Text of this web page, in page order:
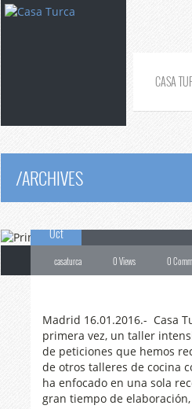
CASA
/ARCHIVES
16
Oct
casaturca 0 Views 0
Madrid 16.01.2016.- Casa
primera vez, un taller
de peticiones que hemos
de otros talleres de cocina
ha enfocado en una sola
gran tiempo de